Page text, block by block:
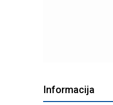
PAVEIKSLĖLIŲ
GALERIJOS
Informacija